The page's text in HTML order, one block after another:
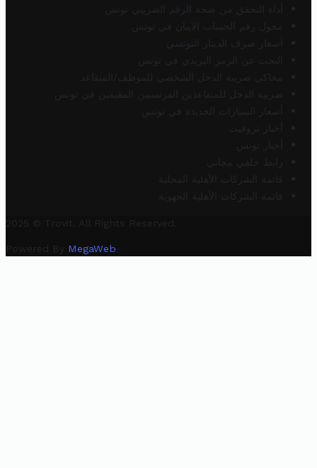
أداة التحقق من صحة الرقم الضريبي تونس
محول رقم الحساب الآيبان في تونس
أسعار صرف الدينار التونسي
البحث عن الرمز البريدي في تونس
محاكي ضريبة الدخل الشخصي للموظف/المتقاعد
ضريبة الدخل للمتقاعدين الفرنسيين المقيمين في تونس
أسعار السيارات الجديدة في تونس
أخبار تروفيت
أخبار تونس
رابط خلفي مجاني
قائمة الشركات الأهلية المحلية
قائمة الشركات الأهلية الجهوية
2025 © Trovit. All Rights Reserved.
Powered By MegaWeb